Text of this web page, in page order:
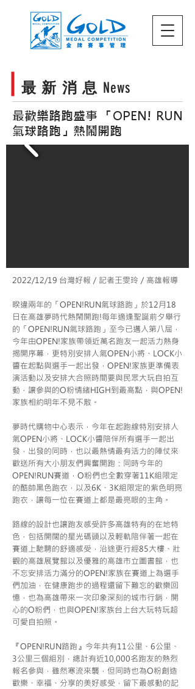
最 新 消 息 News
最歡樂路跑盛事 「OPEN! RUN
氣球路跑」熱鬧開跑
2022/12/19 台灣好報／記者王雯玲／高雄報導
睽違兩年的「OPEN!RUN氣球路跑」於12月18
日在高雄夢時代熱鬧開跑!每年適逢聖誕前夕舉行
的「OPEN!RUN氣球路跑」至今已邁入第八屆，
今年由OPEN!家族帶領近萬名跑友一起活力熱身
揭開序幕，更特別安排人氣OPEN小將、LOCK小
醬在起點與選手一起出發，OPEN!家族更準備表
演活動以及安排大合照時間要與民眾大玩自拍互
動，讓參與的O粉情緒HIGH到最高點，與OPEN!
家族相約明年不見不散。
夢時代購物中心表示，今年在起跑線特別安排人
氣OPEN小將、LOCK小醬陪伴所有選手一起出
發，出發的同時，也以最熱情最有活力的陣仗來
歡送所有大小朋友們興奮開跑：同時今年的
OPEN!RUN賽道，O粉們也全數穿著11K組限定
的酷帥黑色跑衣，以及6K、3K組限定的紫色明亮
跑衣，讓每一位在賽道上都是最亮眼的主角。
路線的設計也讓跑友感受許多高雄特有的在地特
色，包括開闊的星光碼頭以及輕軌陪伴著一起在
賽道上馳騁的舒適感受，沿途更行經85大樓、壯
觀的高雄展覽館以及優雅的高雄市立圖書館，也
不忘安排活力滿分的OPEN!家族在賽道上為選手
們加油，在健康跑步的過程還留下難忘的歡樂回
憶，也為高雄帶來一次印象深刻的城市行銷，開
心的O粉們，也與OPEN!家族台上台大玩特玩超
可愛自拍照。
『OPEN!RUN路跑』今年共有11公里、6公里、
3公里三個組別，總計有近10,000名跑友的熱烈
報名參與，雖然寒流來襲，但同時也為O粉創造
歡樂、幸福、分享的美好感受，留下最感動的記